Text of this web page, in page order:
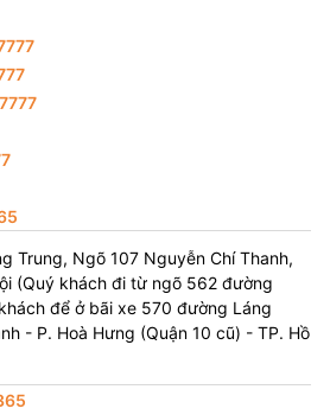
Trung, Ngõ 107 Nguyễn Chí Thanh,
(Quý khách đi từ ngõ 562 đường
để ở bãi xe 570 đường Láng
- P. Hoà Hưng (Quận 10 cũ) - TP. Hồ